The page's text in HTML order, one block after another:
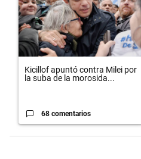
Kicillof apuntó contra Milei por
la suba de la morosida...
68 comentarios